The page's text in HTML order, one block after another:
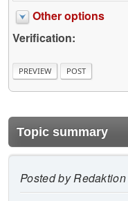
Other options
Verification:
Topic summary
Posted byRedaktion